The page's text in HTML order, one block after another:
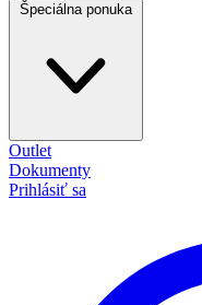
Špeciálna ponuka
Outlet
Dokumenty
Prihlásiť sa